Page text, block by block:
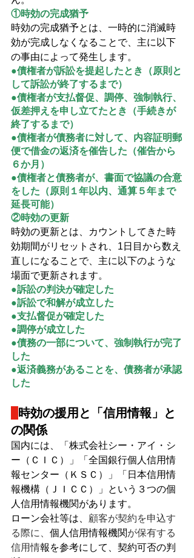
①時効の完成猶予
時効の完成猶予とは、一時的に消滅時
効が完成しなくなることで、主に以下
の事由によって発生します。
●債権者が訴訟を提起したとき（原則と
して訴訟が終了するまで）
●債権者が支払督促、調停、強制執行、
仮差押えを申し立てたとき（手続きが
終了するまで）
●債権者が債務者に対して、内容証明郵
便で借金の返済を催告した（催告から
６か月）
●債権者と債務者が、書面で協議の合意
をした（原則１年以内、通算５年まで
延長可能）
②時効の更新
時効の更新とは、カウントしてきた時
効期間がリセットされ、1日目から数え
直しになることで、主に以下のような
場面で更新されます。
●訴訟の判決が確定した
●訴訟で和解が成立した
●支払督促が確定した
●調停が成立した
●債務の一部について、強制執行が完了
した
●返済義務があることを、債務者が承認
した
時効の援用と「信用情報」と
の関係
国内には、
「株式会社シー・アイ・シ
ー（ＣＩＣ）」「全国銀行個人信用情
報センター（ＫＳＣ）」「日本信用情
報機構（ＪＩＣＣ）」という３つの個
人信用情報機関があります。
ローン会社等は、 顧客が契約を申込す
る際に、 個人信用情報機関が保有する
信用情報を参考にして、契約可否の判